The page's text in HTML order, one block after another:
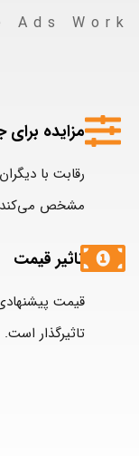
Ads Work
مزایده برای
رقابت با
مشخص می‌کند
تاثیر قیمت
قیمت
تاثیرگذار است.